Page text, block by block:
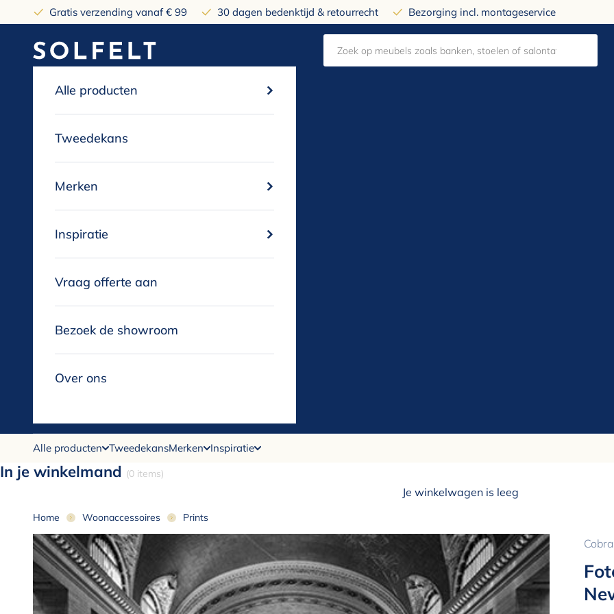
Naar inhoudGratis verzending vanaf € 99 30 dagen bedenktijd & retourrecht Bezorging incl. montageservice
solfelt
Alle producten
Tweedekans
Merken
Inspiratie
Vraag offerte aan
Bezoek de showroom
Over ons
Alle producten TweedekansMerken Inspiratie
In je winkelmand (0 items)
Je winkelwagen is leeg
Home Woonaccessoires Prints